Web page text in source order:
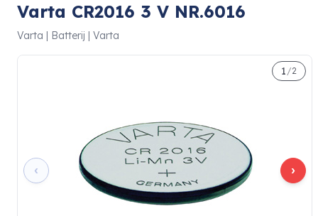
Varta CR2016 3 V NR.6016
Varta | Batterij | Varta
‹ ›
1 /2